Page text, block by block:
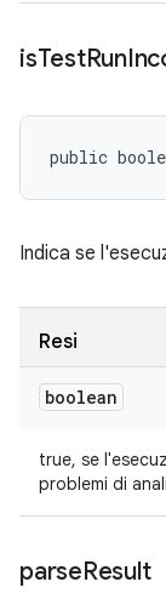
isTestRun
public
Indica se
Resi
boolean
true, se
problemi di
parseResult